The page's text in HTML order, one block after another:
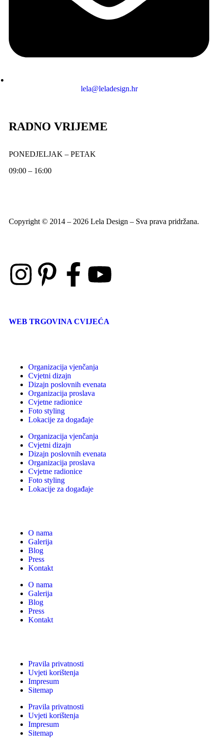
lela@leladesign.hr
RADNO VRIJEME
PONEDJELJAK – PETAK
09:00 – 16:00
Copyright © 2014 – 2026 Lela Design – Sva prava pridržana.
WEB TRGOVINA CVIJEĆA
Organizacija vjenčanja
Cvjetni dizajn
Dizajn poslovnih evenata
Organizacija proslava
Cvjetne radionice
Foto styling
Lokacije za događaje
Organizacija vjenčanja
Cvjetni dizajn
Dizajn poslovnih evenata
Organizacija proslava
Cvjetne radionice
Foto styling
Lokacije za događaje
O nama
Galerija
Blog
Press
Kontakt
O nama
Galerija
Blog
Press
Kontakt
Pravila privatnosti
Uvjeti korištenja
Impresum
Sitemap
Pravila privatnosti
Uvjeti korištenja
Impresum
Sitemap